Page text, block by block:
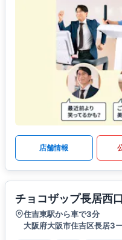
店舗情報
チョコザップ長居西
住吉東駅から車で3分
大阪府大阪市住吉区長居3